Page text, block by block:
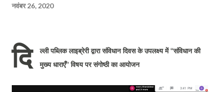
नवंबर 26, 2020
दि
ल्ली पब्लिक लाइब्रेरी द्वारा संविधान दिवस के उपलक्ष्य में “संविधान की
मुख्य धाराएँ” विषय पर संगोष्ठी का आयोजन